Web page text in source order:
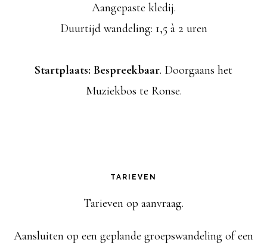
Aangepaste kledij.
Duurtijd wandeling: 1,5 à 2 uren
Startplaats: Bespreekbaar. Doorgaans het
Muziekbos te Ronse.
TARIEVEN
Tarieven op aanvraag.
Aansluiten op een geplande groepswandeling of een